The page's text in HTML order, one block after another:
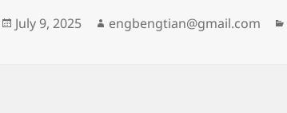
Posted
July 9, 2025 Author
engbengtian@gmail.com